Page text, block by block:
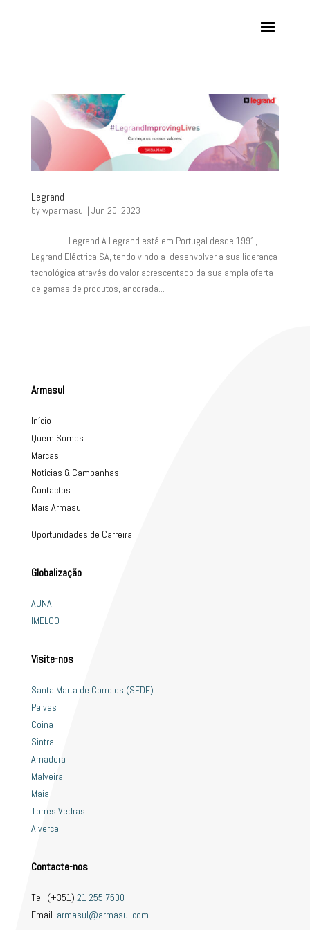
Legrand
bywparmasul | Jun 20, 2023
Legrand A Legrand está em Portugal desde 1991,
Legrand Eléctrica,SA, tendo vindo a desenvolver a sua liderança
tecnológica através do valor acrescentado da sua ampla oferta
de gamas de produtos, ancorada...
Armasul
Início
Quem Somos
Marcas
Notícias & Campanhas
Contactos
Mais Armasul
Oportunidades de Carreira
Globalização
AUNA
IMELCO
Visite-nos
Santa Marta de Corroios (SEDE)
Paivas
Coina
Sintra
Amadora
Malveira
Maia
Torres Vedras
Alverca
Contacte-nos
Tel. (+351) 21 255 7500
Email. armasul@armasul.com